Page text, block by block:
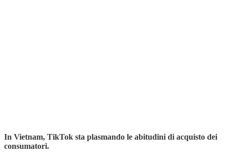
In Vietnam, TikTok sta plasmando le abitudini di acquisto dei
consumatori.